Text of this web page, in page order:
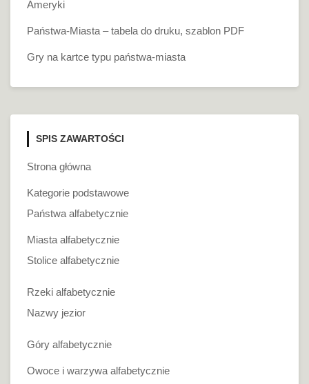
Ameryki
Państwa-Miasta – tabela do druku, szablon PDF
Gry na kartce typu państwa-miasta
SPIS ZAWARTOŚCI
Strona główna
Kategorie podstawowe
Państwa alfabetycznie
Miasta alfabetycznie
Stolice alfabetycznie
Rzeki alfabetycznie
Nazwy jezior
Góry alfabetycznie
Owoce i warzywa alfabetycznie